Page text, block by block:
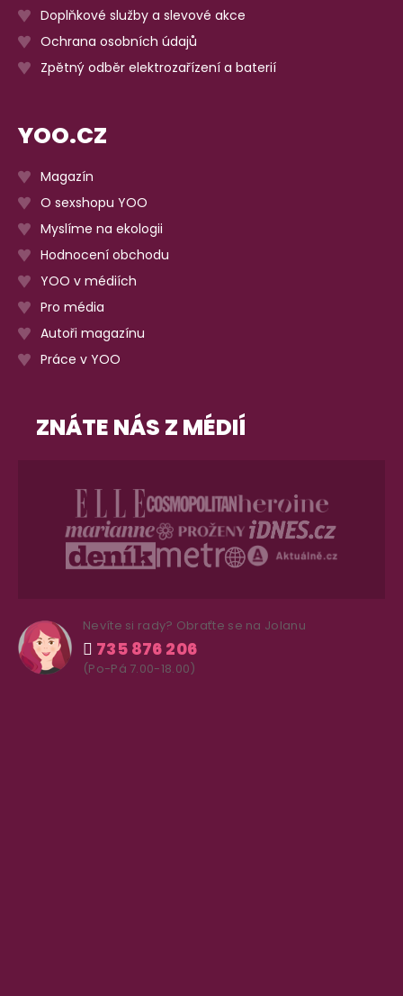
Doplňkové služby a slevové akce
Ochrana osobních údajů
Zpětný odběr elektrozařízení a baterií
YOO.CZ
Magazín
O sexshopu YOO
Myslíme na ekologii
Hodnocení obchodu
YOO v médiích
Pro média
Autoři magazínu
Práce v YOO
ZNÁTE NÁS Z MÉDIÍ
Nevíte si rady? Obraťte se na Jolanu
735 876 206
(Po-Pá 7.00-18.00)